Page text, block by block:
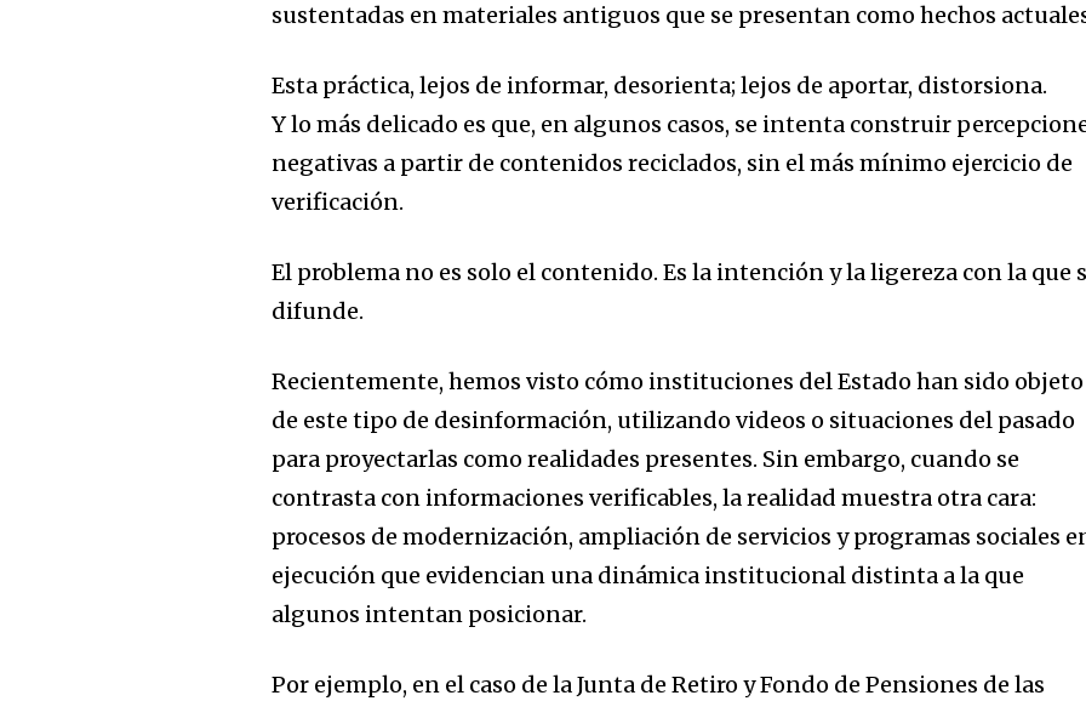
sustentadas en materiales antiguos que se presentan como hechos
Esta práctica, lejos de informar, desorienta; lejos de aportar, distorsiona.
Y lo más delicado es que, en algunos casos, se intenta construir
negativas a partir de contenidos reciclados, sin el más mínimo ejercicio de
verificación.
El problema no es solo el contenido. Es la intención y la ligereza con la que
difunde.
Recientemente, hemos visto cómo instituciones del Estado han sido objeto
de este tipo de desinformación, utilizando videos o situaciones del pasado
para proyectarlas como realidades presentes. Sin embargo, cuando se
contrasta con informaciones verificables, la realidad muestra otra cara:
procesos de modernización, ampliación de servicios y programas sociales
ejecución que evidencian una dinámica institucional distinta a la que
algunos intentan posicionar.
Por ejemplo, en el caso de la Junta de Retiro y Fondo de Pensiones de las